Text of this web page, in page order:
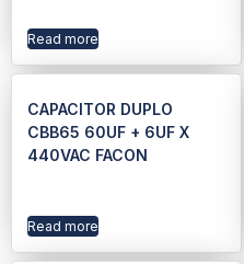
Read more
CAPACITOR DUPLO
CBB65 60UF + 6UF X
440VAC FACON
Read more